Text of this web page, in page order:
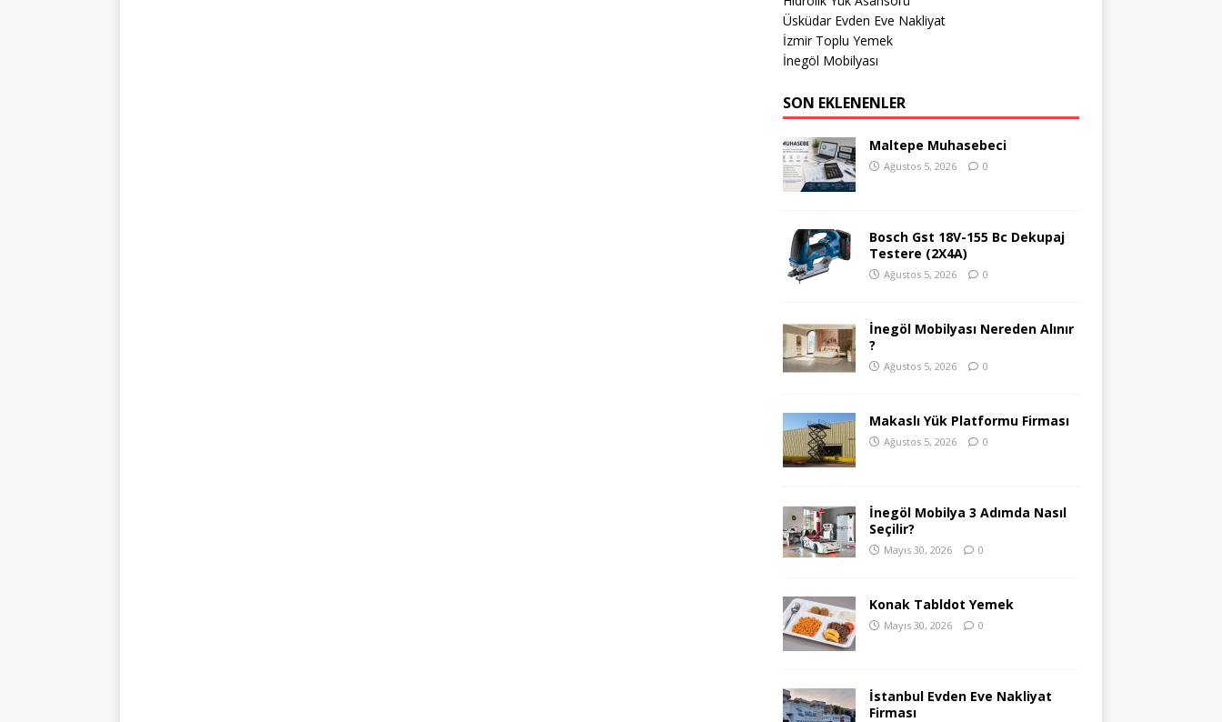
Üsküdar Evden Eve Nakliyat
İzmir Toplu Yemek
İnegöl Mobilyası
SON EKLENENLER
Maltepe Muhasebeci
Ağustos 5, 2026 0
Bosch Gst 18V-155 Bc Dekupaj
Testere (2X4A)
Ağustos 5, 2026 0
İnegöl Mobilyası Nereden Alınır
?
Ağustos 5, 2026 0
Makaslı Yük Platformu Firması
Ağustos 5, 2026 0
İnegöl Mobilya 3 Adımda Nasıl
Seçilir?
Mayıs 30, 2026 0
Konak Tabldot Yemek
Mayıs 30, 2026 0
İstanbul Evden Eve Nakliyat
Firması